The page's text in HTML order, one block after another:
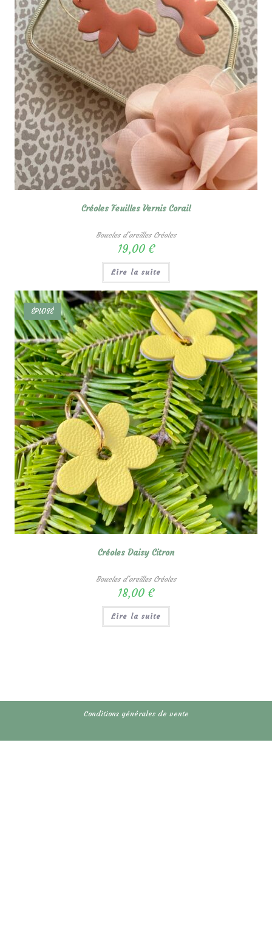
Créoles Feuilles Vernis Corail
Boucles d'oreilles Créoles
19,00 €
Lire la suite
ÉPUISÉ
Créoles Daisy Citron
Boucles d'oreilles Créoles
18,00 €
Lire la suite
Conditions générales de vente